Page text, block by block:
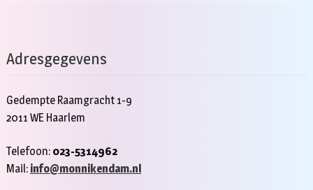
Adresgegevens
Gedempte Raamgracht 1-9
2011 WE Haarlem
Telefoon: 023-5314962
Mail: info@monnikendam.nl